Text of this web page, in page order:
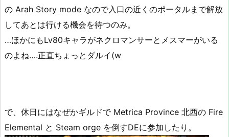
の Arah Story mode なので入口の近くのポータルまで解放
してあとは行ける機会を待つのみ。
…ほかにもLv80キャラがネクロマンサーとメスマーがいる
のよね….正直ちょっとダルイ(w
で、休日にはなぜかギルドで Metrica Province 北西の Fire
Elemental と Steam orge を倒すDEに参加したり。